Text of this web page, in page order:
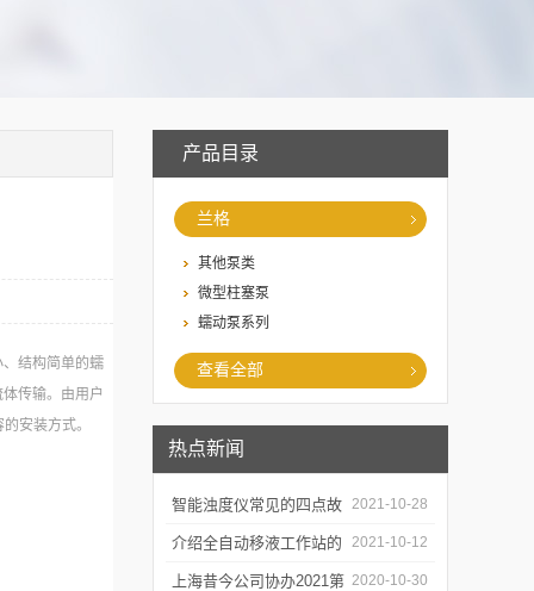
产品目录
兰格
其他泵类
微型柱塞泵
蠕动泵系列
查看全部
热点新闻
智能浊度仪常见的四点故
障
2021-10-28
介绍全自动移液工作站的
三种移液方式
2021-10-12
上海昔今公司协办2021第 2020-10-30
结构简单的蠕
传输。由用户
安装方式。